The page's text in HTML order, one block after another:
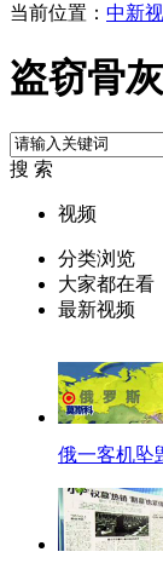
当前位置： 中新
盗窃骨
搜 索
视频
分类浏览
大家都在看
最新视频
俄一客机坠